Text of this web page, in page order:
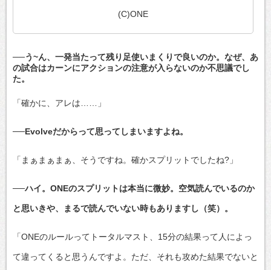
(C)ONE
──う~ん、一発当たって残り足使いまくりで良いのか。なぜ、あ
の試合はカーンにアクションの注意が入らないのか不思議でし
た。
「確かに、アレは……」
──Evolveだからって思ってしまいますよね。
「まぁまぁまぁ、そうですね。確かスプリットでしたね?」
──ハイ。ONEのスプリットは本当に微妙。空気読んでいるのか
と思いきや、まるで読んでいない時もありますし（笑）。
「ONEのルールってトータルマスト、15分の結果って人によっ
て違ってくると思うんですよ。ただ、それも攻めた結果でないと